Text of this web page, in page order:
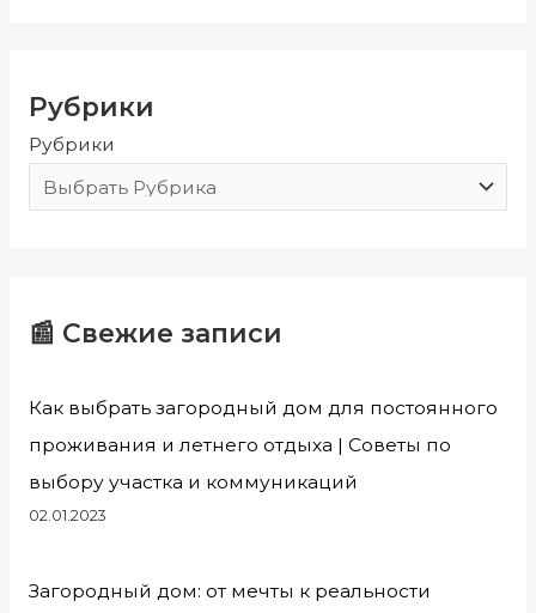
к
:
Рубрики
Рубрики
📰 Свежие записи
Как выбрать загородный дом для постоянного
проживания и летнего отдыха | Советы по
выбору участка и коммуникаций
02.01.2023
Загородный дом: от мечты к реальности